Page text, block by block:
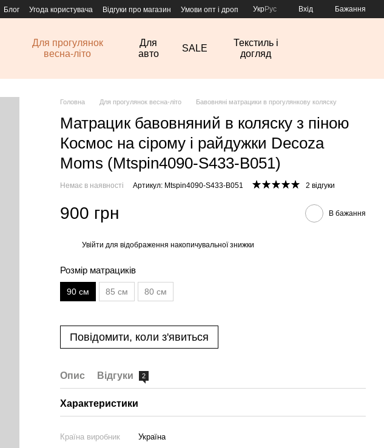
Блог Угода користувача Відгуки про магазин Умови опт і дроп УкрРус Вхід Бажання
Для прогулянок
весна-літо
Для
авто
SALE
Текстиль і
догляд
Головна Для прогулянок весна-літо Бавовняні матрацики в прогулянкову коляску
Матрацик бавовняний в коляску з піною
Космос на сірому і райдужки Decoza
Moms (Mtspin4090-S433-В051)
Немає в наявності Артикул: Mtspin4090-S433-В051 2 відгуки
900 грн В бажання
Увійти для відображення накопичувальної знижки
Розмір матрациків
90 см 85 см 80 см
Повідомити, коли з'явиться
Опис Відгуки 2
Характеристики
Країна виробник
Україна